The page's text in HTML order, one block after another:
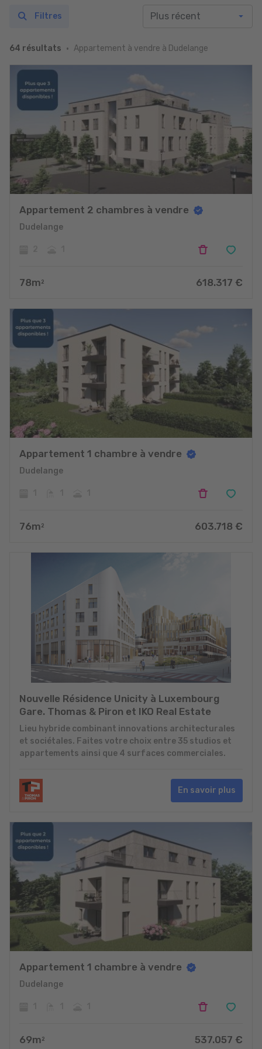
64 résultats Appartement à vendre à Dudelange
Filtres
Appartement 2 chambres à vendre
Dudelange
78m 2 618.317 €
Appartement 1 chambre à vendre
Dudelange
76m 2 603.718 €
Nouvelle Résidence Unicity à Luxembourg
Gare. Thomas & Piron et IKO Real Estate
Lieu hybride combinant innovations architecturales
et sociétales. Faites votre choix entre 35 studios et
appartements ainsi que 4 surfaces commerciales.
En savoir plus
Appartement 1 chambre à vendre
Dudelange
69m 2 537.057 €